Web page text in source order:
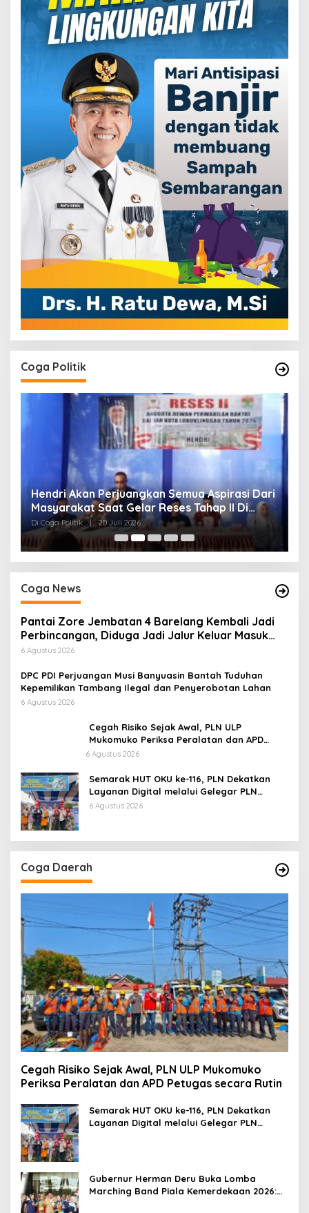
Coga Politik
Hendri Akan Perjuangkan Semua Aspirasi Dari
Masyarakat Saat Gelar Reses Tahap II Di
Kelurahan Tanjung Indah
Di Coga Politik 20 Juli 2026
Coga News
Pantai Zore Jembatan 4 Barelang Kembali Jadi
Perbincangan, Diduga Jadi Jalur Keluar Masuk
Barang Tanpa Dokumen Kepabeanan, Nama
Mengungkap Dugaan Aktivitas di Kawasan Pesisir
6 Agustus 2026
DPC PDI Perjuangan Musi Banyuasin Bantah Tuduhan
Kepemilikan Tambang Ilegal dan Penyerobotan Lahan
6 Agustus 2026
Cegah Risiko Sejak Awal, PLN ULP
Mukomuko Periksa Peralatan dan APD
Petugas secara Rutin
6 Agustus 2026
Semarak HUT OKU ke-116, PLN Dekatkan
Layanan Digital melalui Gelegar PLN
Mobile 2026
6 Agustus 2026
Coga Daerah
Cegah Risiko Sejak Awal, PLN ULP Mukomuko
Periksa Peralatan dan APD Petugas secara Rutin
Semarak HUT OKU ke-116, PLN Dekatkan
Layanan Digital melalui Gelegar PLN
Gubernur Herman Deru Buka Lomba
Marching Band Piala Kemerdekaan 2026: